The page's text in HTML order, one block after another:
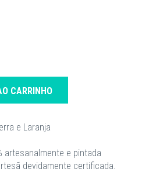
CARRINHO
e Laranja
artesanalmente e pintada
devidamente certificada.